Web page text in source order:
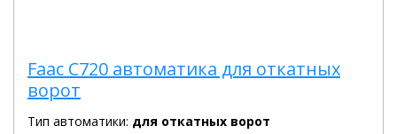
Faac C720 автоматика для откатных
ворот
Тип автоматики: для откатных ворот